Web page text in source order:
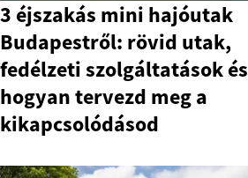
3 éjszakás mini hajóutak
Budapestről: rövid utak,
fedélzeti szolgáltatások és
hogyan tervezd meg a
kikapcsolódásod